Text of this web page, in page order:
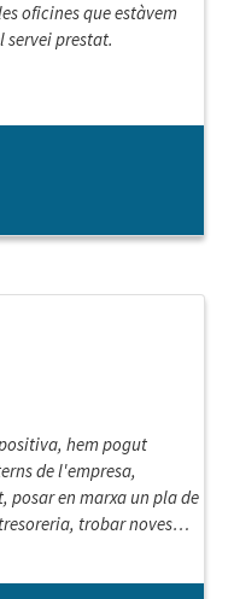
oficines que estàvem
servei prestat.
hem pogut
de l'empresa,
en marxa un pla de
trobar noves